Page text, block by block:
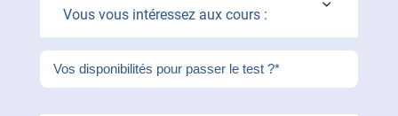
Vous vous intéressez aux cours :